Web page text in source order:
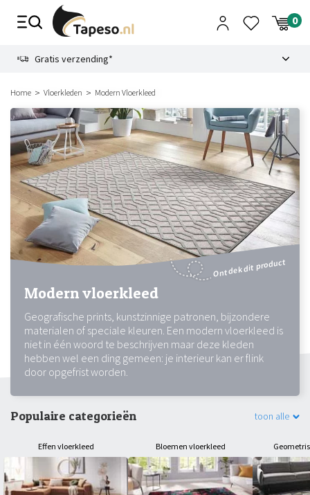
Gratis verzending*
Home Vloerkleden Modern Vloerkleed
Modern vloerkleed
Geografische prints, kunstzinnige patronen, bijzondere
materialen of speciale kleuren. Een modern vloerkleed is
niet in één woord te beschrijven maar deze kleden
hebben wel een ding gemeen: je interieur kan er flink
door opgefrist worden.
Ontdek dit product
Populaire categorieën toon alle
Effen vloerkleed Bloemen vloerkleed